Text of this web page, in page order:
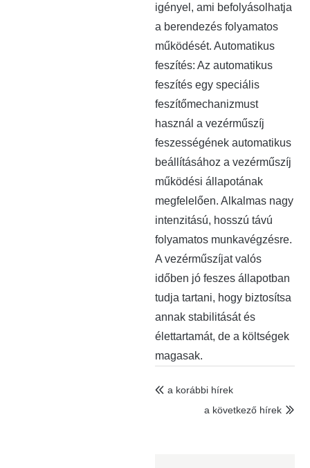
igényel, ami befolyásolhatja
a berendezés folyamatos
működését. ‌Automatikus
feszítés‌: Az automatikus
feszítés egy speciális
feszítőmechanizmust
használ a vezérműszíj
feszességének automatikus
beállításához a vezérműszíj
működési állapotának
megfelelően. Alkalmas nagy
intenzitású, hosszú távú
folyamatos munkavégzésre.
A vezérműszíjat valós
időben jó feszes állapotban
tudja tartani, hogy biztosítsa
annak stabilitását és
élettartamát, de a költségek
magasak.
 a korábbi hírek

a következő hírek